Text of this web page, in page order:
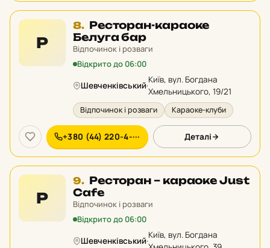
Р
8. Місце
8
у
рейтингу:
Ресторан-караоке
Белуга бар
Відпочинок і розваги
Відкрито до 06:00
Шевченківський·
Київ, вул. Богдана
Хмельницького, 19/21
Відпочинок і розваги Караоке-клуби
+380 (44) 220-4-··· Деталі
Р
9. Місце
9
у
рейтингу:
Ресторан – караоке Just
Cafe
Відпочинок і розваги
Відкрито до 06:00
Шевченківський·
Київ, вул. Богдана